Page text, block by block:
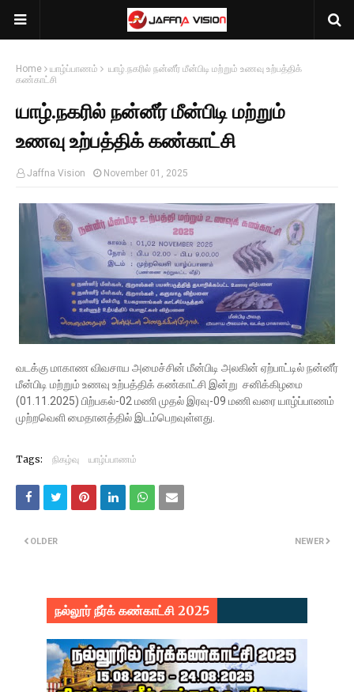
Home யாழ்ப்பாணம்
யாழ்.நகரில் நன்னீர் மீன்பிடி மற்றும் உணவு உற்பத்திக்
கண்காட்சி
யாழ்.நகரில் நன்னீர் மீன்பிடி மற்றும்
உணவு உற்பத்திக் கண்காட்சி
Jaffna Vision November 01, 2025
வடக்கு மாகாண விவசாய அமைச்சின் மீன்பிடி அலகின் ஏற்பாட்டில் நன்னீர்
மீன்பிடி மற்றும் உணவு உற்பத்திக் கண்காட்சி இன்று சனிக்கிழமை
(01.11.2025) பிற்பகல்-02 மணி முதல் இரவு-09 மணி வரை யாழ்ப்பாணம்
முற்றவெளி மைதானத்தில் இடம்பெறவுள்ளது.
Tags: நிகழ்வு யாழ்ப்பாணம்
NEWER
OLDER
நல்லூர் நீர்க் கண்காட்சி 2025